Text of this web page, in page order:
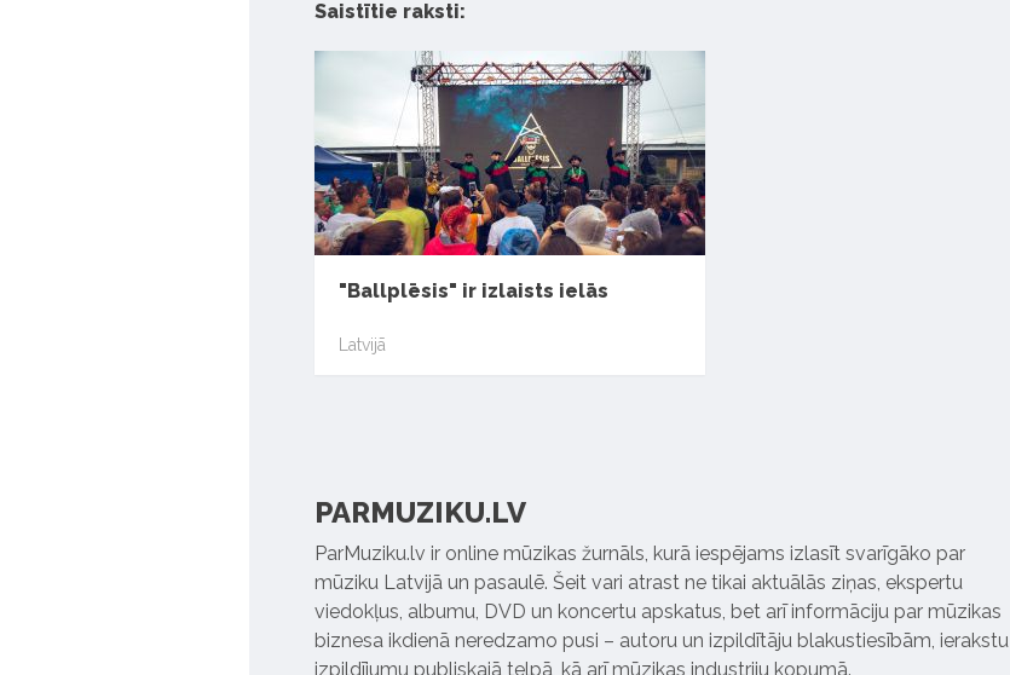
Saistītie raksti:
"Ballplēsis" ir izlaists ielās
Latvijā
PARMUZIKU.LV
ParMuziku.lv ir online mūzikas žurnāls, kurā iespējams izlasīt svarīgāko par
mūziku Latvijā un pasaulē. Šeit vari atrast ne tikai aktuālās ziņas, ekspertu
viedokļus, albumu, DVD un koncertu apskatus, bet arī informāciju par mūzikas
biznesa ikdienā neredzamo pusi – autoru un izpildītāju blakustiesībām, ierakstu
izpildījumu publiskajā telpā, kā arī mūzikas industriju kopumā.